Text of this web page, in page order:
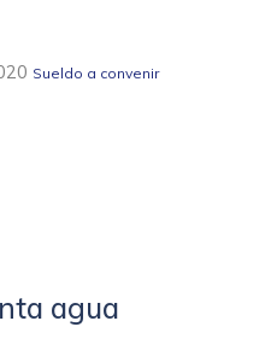
Sueldo a convenir
agua